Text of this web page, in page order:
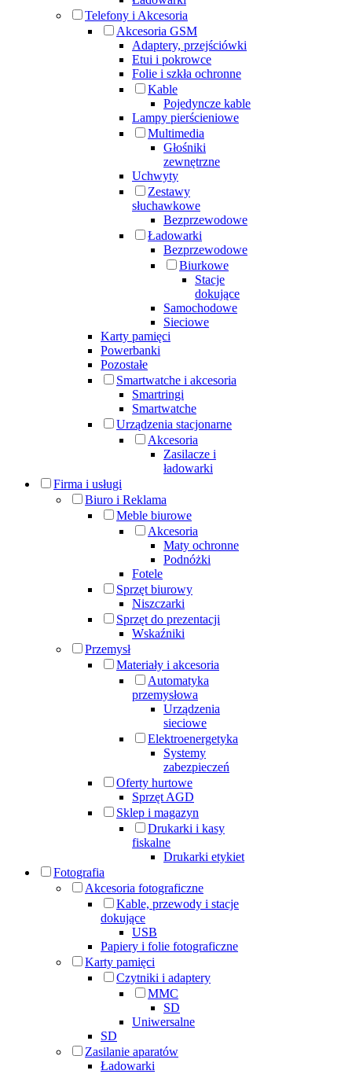
Telefony i Akcesoria
Akcesoria GSM
Adaptery, przejściówki
Etui i pokrowce
Folie i szkła ochronne
Kable
Pojedyncze kable
Lampy pierścieniowe
Multimedia
Głośniki
zewnętrzne
Uchwyty
Zestawy
słuchawkowe
Bezprzewodowe
Ładowarki
Bezprzewodowe
Biurkowe
Stacje
dokujące
Samochodowe
Sieciowe
Karty pamięci
Powerbanki
Pozostałe
Smartwatche i akcesoria
Smartringi
Smartwatche
Urządzenia stacjonarne
Akcesoria
Zasilacze i
ładowarki
Firma i usługi
Biuro i Reklama
Meble biurowe
Akcesoria
Maty ochronne
Podnóżki
Fotele
Sprzęt biurowy
Niszczarki
Sprzęt do prezentacji
Wskaźniki
Przemysł
Materiały i akcesoria
Automatyka
przemysłowa
Urządzenia
sieciowe
Elektroenergetyka
Systemy
zabezpieczeń
Oferty hurtowe
Sprzęt AGD
Sklep i magazyn
Drukarki i kasy
fiskalne
Drukarki etykiet
Fotografia
Akcesoria fotograficzne
Kable, przewody i stacje
dokujące
USB
Papiery i folie fotograficzne
Karty pamięci
Czytniki i adaptery
MMC
SD
Uniwersalne
SD
Zasilanie aparatów
Ładowarki